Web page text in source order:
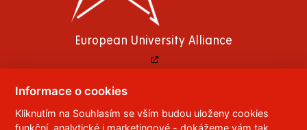
European University Alliance
© 2023 Univerzita Pardubice,Studentská 95
Informace o cookies
Kliknutím na Souhlasím se vším budou uloženy cookies
funkční, analytické i marketingové - dokážeme vám tak